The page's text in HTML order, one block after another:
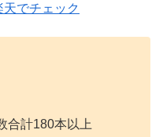
天でチェック
合計180本以上